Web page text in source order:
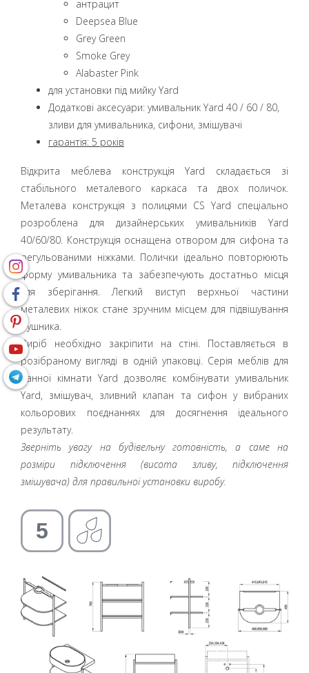
aнтрацит
Deepsea Blue
Grey Green
Smoke Grey
Alabaster Pink
для установки під мийку Yard
Додаткові аксесуари: умивальник Yard 40 / 60 / 80,
зливи для умивальника, сифони, змішувачі
гарантія: 5 років
Відкрита меблева конструкція Yard складається зі
стабільного металевого каркаса та двох поличок.
Металева конструкція з полицями CS Yard спеціально
розроблена для дизайнерських умивальників Yard
40/60/80. Конструкція оснащена отвором для сифона та
регульованими ніжками. Полички ідеально повторюють
форму умивальника та забезпечують достатньо місця
для зберігання. Легкий виступ верхньої частини
металевих ніжок стане зручним місцем для підвішування
рушника.
Виріб необхідно закріпити на стіні. Поставляється в
розібраному вигляді в одній упаковці. Серія меблів для
ванної кімнати Yard дозволяє комбінувати умивальник
Yard, змішувач, зливний клапан та сифон у вибраних
кольорових поєднаннях для досягнення ідеального
результату.
Зверніть увагу на будівельну готовність, а саме на
розміри підключення (висота зливу, підключення
змішувача) для правильної установки виробу.